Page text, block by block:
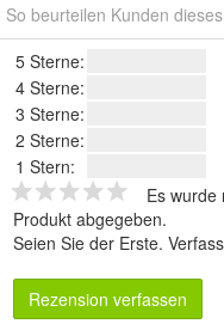
So beurteilen Kunden
5 Sterne:
4 Sterne:
3 Sterne:
2 Sterne:
1 Stern:
Es wurde
Produkt abgegeben.
Seien Sie der Erste.
Rezension verfassen